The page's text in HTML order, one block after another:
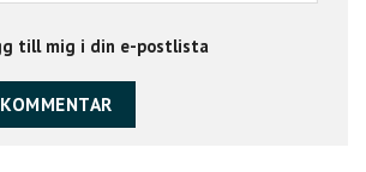
till mig i din e-postlista